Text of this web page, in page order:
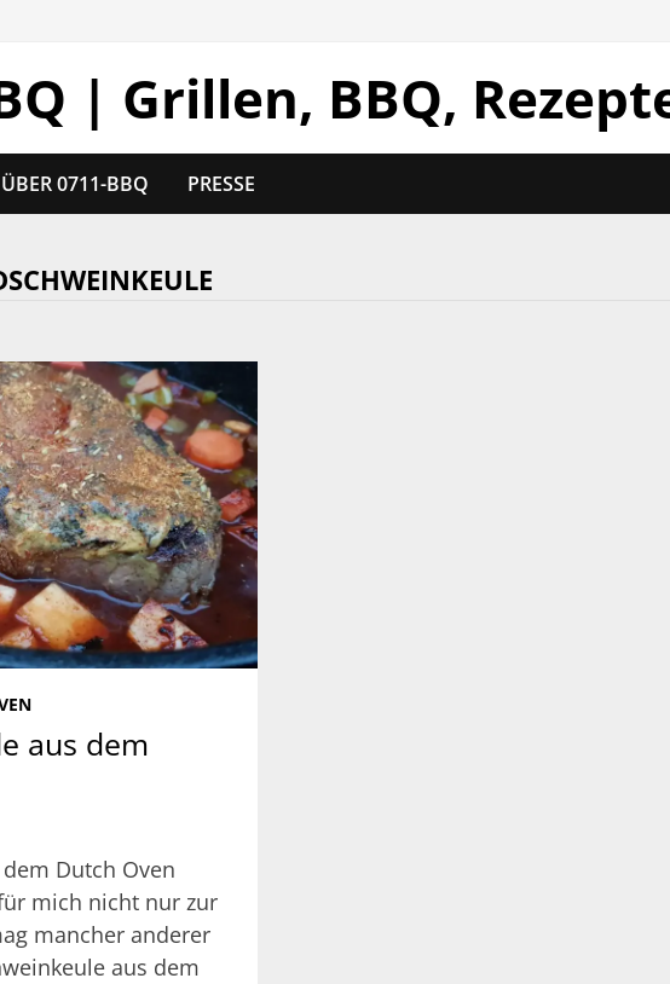
| Grillen, BBQ,
ÜBER 0711-BBQ PRESSE
aus dem
Dutch Oven
mich nicht nur zur
mancher anderer
aus dem